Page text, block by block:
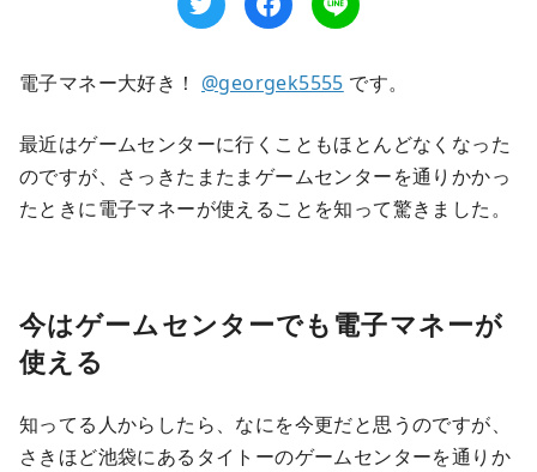
電子マネー大好き！ @georgek5555 です。
最近はゲームセンターに行くこともほとんどなくなった
のですが、さっきたまたまゲームセンターを通りかかっ
たときに電子マネーが使えることを知って驚きました。
今はゲームセンターでも電子マネーが
使える
知ってる人からしたら、なにを今更だと思うのですが、
さきほど池袋にあるタイトーのゲームセンターを通りか